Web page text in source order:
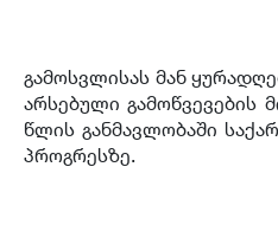
გამოსვლისას მან
არსებული გამოწვევების
წლის განმავლობაში
პროგრესზე.